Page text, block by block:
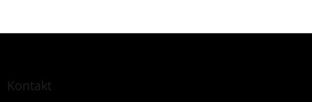
Z
Kontakt